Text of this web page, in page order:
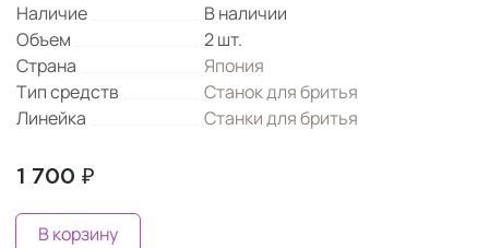
Наличие
В наличии
Объем
2 шт.
Страна
Япония
Тип средств
Станок для бритья
Линейка
Станки для бритья
1 700 ₽
В корзину